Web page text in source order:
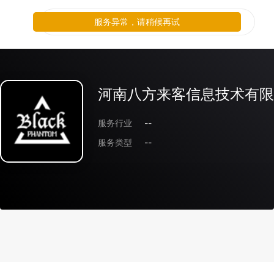
河南八方来客信息技术有
服务行业
--
服务类型
--
服务异常，请稍候再试